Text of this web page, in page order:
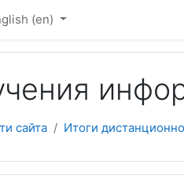
‎(en)‎
сайта Итоги